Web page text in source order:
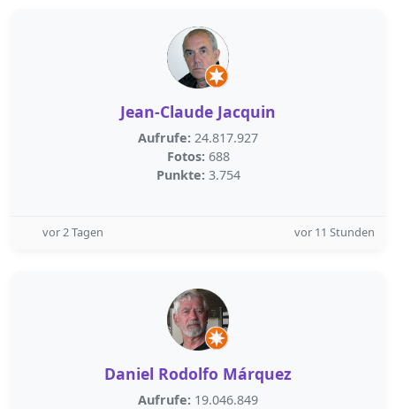
Jean-Claude Jacquin
Aufrufe: 24.817.927
Fotos: 688
Punkte: 3.754
vor 2 Tagen vor 11 Stunden
Daniel Rodolfo Márquez
Aufrufe: 19.046.849